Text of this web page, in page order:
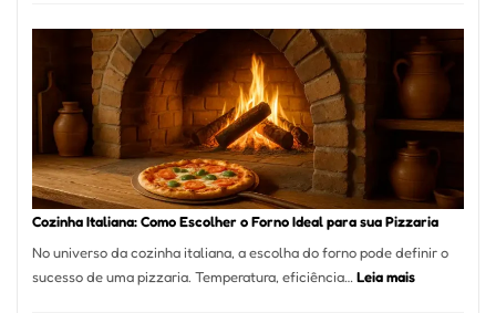
Encontrar
um
Bom
Lugar
para
Comer?
Este
Portal
Resolver
Isso
Cozinha Italiana: Como Escolher o Forno Ideal para sua Pizzaria
No universo da cozinha italiana, a escolha do forno pode definir o
sucesso de uma pizzaria. Temperatura, eficiência… Leia mais: